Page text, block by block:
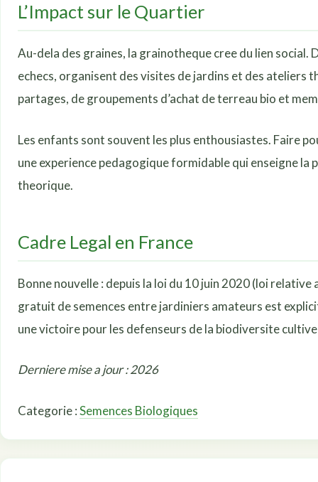
L’Impact sur le Quartier
Au-dela des graines, la grainotheque cree du lien social.
echecs, organisent des visites de jardins et des ateliers
partages, de groupements d’achat de terreau bio et
Les enfants sont souvent les plus enthousiastes. Faire
une experience pedagogique formidable qui enseigne la
theorique.
Cadre Legal en France
Bonne nouvelle : depuis la loi du 10 juin 2020 (loi
gratuit de semences entre jardiniers amateurs est
une victoire pour les defenseurs de la biodiversite
Derniere mise a jour : 2026
Categorie :Semences Biologiques